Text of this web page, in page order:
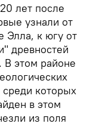
лет после
узнали от
Элла, к югу от
древностей
В этом районе
которых
в этом
из поля